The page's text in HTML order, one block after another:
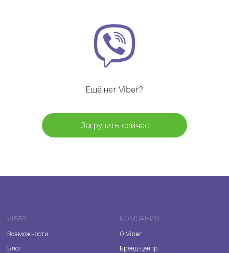
Ещё нет Viber?
Загрузить сейчас
VIBER
Возможности
Блог
КОМПАНИЯ
О Viber
Бренд-центр